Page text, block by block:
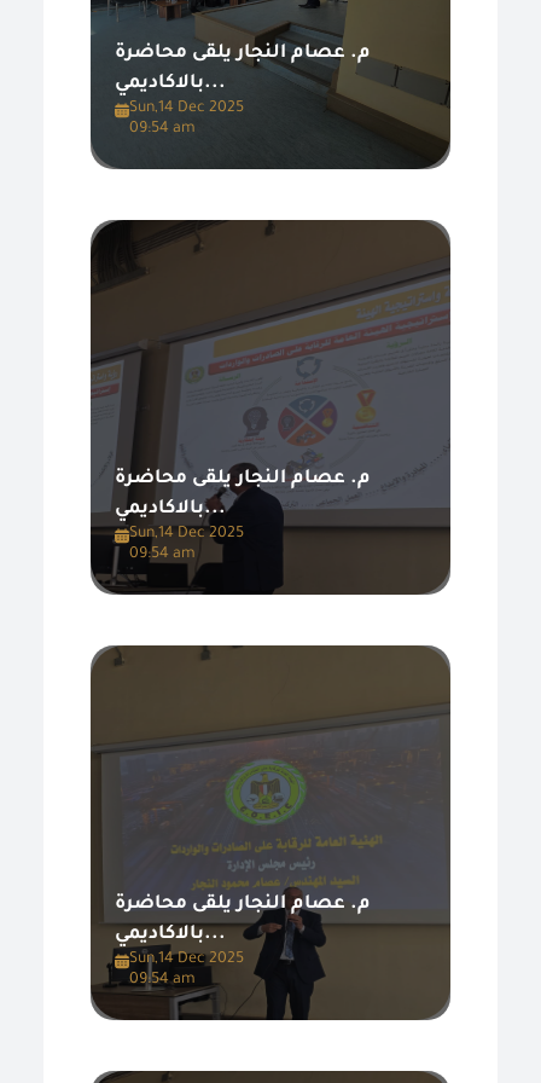
م. عصام النجار يلقى محاضرة
بالاكاديمي...
Sun,14 Dec 2025
09:54 am
م. عصام النجار يلقى محاضرة
بالاكاديمي...
Sun,14 Dec 2025
09:54 am
م. عصام النجار يلقى محاضرة
بالاكاديمي...
Sun,14 Dec 2025
09:54 am